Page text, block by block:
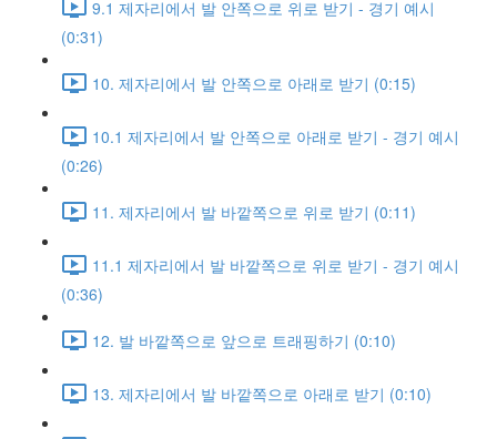
9.1 제자리에서 발 안쪽으로 위로 받기 - 경기 예시
(0:31)
10. 제자리에서 발 안쪽으로 아래로 받기 (0:15)
10.1 제자리에서 발 안쪽으로 아래로 받기 - 경기 예시
(0:26)
11. 제자리에서 발 바깥쪽으로 위로 받기 (0:11)
11.1 제자리에서 발 바깥쪽으로 위로 받기 - 경기 예시
(0:36)
12. 발 바깥쪽으로 앞으로 트래핑하기 (0:10)
13. 제자리에서 발 바깥쪽으로 아래로 받기 (0:10)